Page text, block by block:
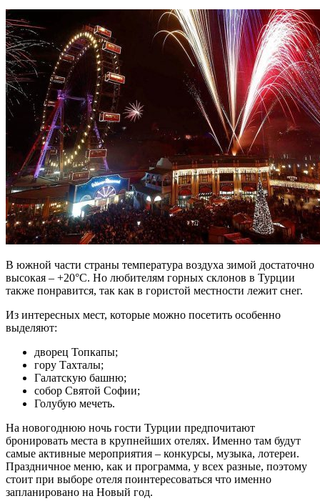
В южной части страны температура воздуха зимой достаточно
высокая – +20°C. Но любителям горных склонов в Турции
также понравится, так как в гористой местности лежит снег.
Из интересных мест, которые можно посетить особенно
выделяют:
дворец Топкапы;
гору Тахталы;
Галатскую башню;
собор Святой Софии;
Голубую мечеть.
На новогоднюю ночь гости Турции предпочитают
бронировать места в крупнейших отелях. Именно там будут
самые активные мероприятия – конкурсы, музыка, лотереи.
Праздничное меню, как и программа, у всех разные, поэтому
стоит при выборе отеля поинтересоваться что именно
запланировано на Новый год.